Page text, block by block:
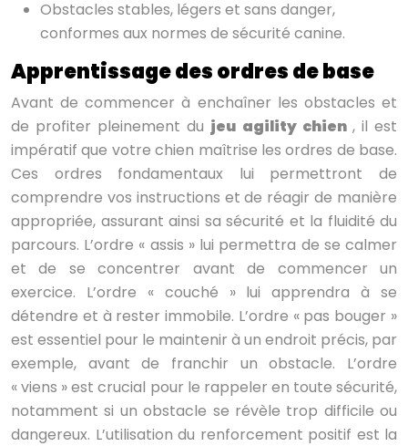
Obstacles stables, légers et sans danger,
conformes aux normes de sécurité canine.
Apprentissage des ordres de base
Avant de commencer à enchaîner les obstacles et
de profiter pleinement du jeu agility chien , il est
impératif que votre chien maîtrise les ordres de base.
Ces ordres fondamentaux lui permettront de
comprendre vos instructions et de réagir de manière
appropriée, assurant ainsi sa sécurité et la fluidité du
parcours. L’ordre « assis » lui permettra de se calmer
et de se concentrer avant de commencer un
exercice. L’ordre « couché » lui apprendra à se
détendre et à rester immobile. L’ordre « pas bouger »
est essentiel pour le maintenir à un endroit précis, par
exemple, avant de franchir un obstacle. L’ordre
« viens » est crucial pour le rappeler en toute sécurité,
notamment si un obstacle se révèle trop difficile ou
dangereux. L’utilisation du renforcement positif est la